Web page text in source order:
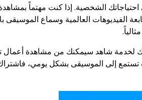
الشخصية. إذا كنت مهتماً بمشاهدة
الفيديوهات العالمية وسماع الموسيقى
لخدمة شاهد سيمكنك من مشاهدة أعمال
إلى الموسيقى بشكل يومي،